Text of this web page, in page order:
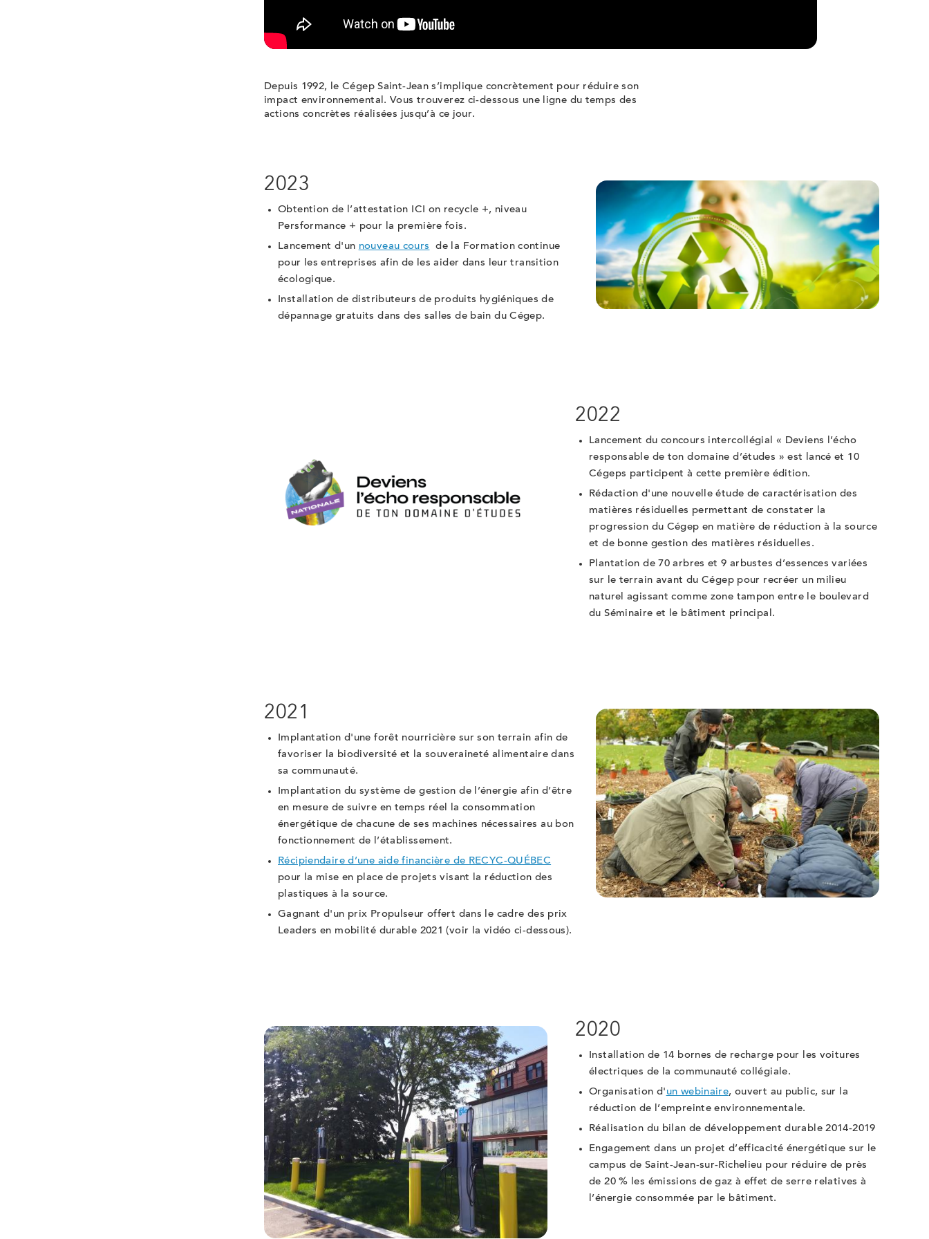
Depuis 1992, le Cégep Saint-Jean s’implique concrètement pour réduire son
impact environnemental. Vous trouverez ci-dessous une ligne du temps des
actions concrètes réalisées jusqu’à ce jour.
2023
Obtention de l’attestation ICI on recycle +, niveau
Persformance + pour la première fois.
Lancement d'un nouveau cours de la Formation continue
pour les entreprises afin de les aider dans leur transition
écologique.
Installation de distributeurs de produits hygiéniques de
dépannage gratuits dans des salles de bain du Cégep.
2022
Lancement du concours intercollégial « Deviens l’écho
responsable de ton domaine d’études » est lancé et 10
Cégeps participent à cette première édition.
Rédaction d'une nouvelle étude de caractérisation des
matières résiduelles permettant de constater la
progression du Cégep en matière de réduction à la source
et de bonne gestion des matières résiduelles.
Plantation de 70 arbres et 9 arbustes d’essences variées
sur le terrain avant du Cégep pour recréer un milieu
naturel agissant comme zone tampon entre le boulevard
du Séminaire et le bâtiment principal.
2021
Implantation d'une forêt nourricière sur son terrain afin de
favoriser la biodiversité et la souveraineté alimentaire dans
sa communauté.
Implantation du système de gestion de l’énergie afin d’être
en mesure de suivre en temps réel la consommation
énergétique de chacune de ses machines nécessaires au bon
fonctionnement de l’établissement.
Récipiendaire d’une aide financière de RECYC-QUÉBEC
pour la mise en place de projets visant la réduction des
plastiques à la source.
Gagnant d'un prix Propulseur offert dans le cadre des prix
Leaders en mobilité durable 2021 (voir la vidéo ci-dessous).
2020
Installation de 14 bornes de recharge pour les voitures
électriques de la communauté collégiale.
Organisation d' un webinaire, ouvert au public, sur la
réduction de l’empreinte environnementale.
Réalisation du bilan de développement durable 2014-2019
Engagement dans un projet d’efficacité énergétique sur le
campus de Saint-Jean-sur-Richelieu pour réduire de près
de 20 % les émissions de gaz à effet de serre relatives à
l’énergie consommée par le bâtiment.